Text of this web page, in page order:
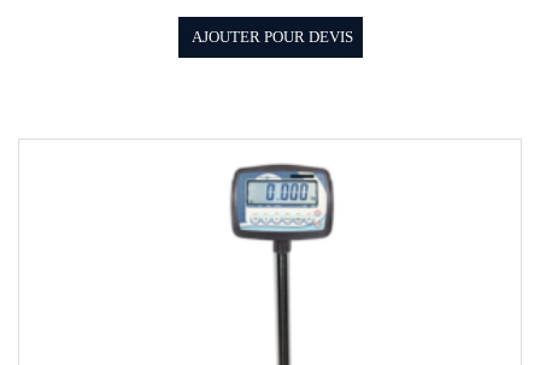
AJOUTER POUR DEVIS